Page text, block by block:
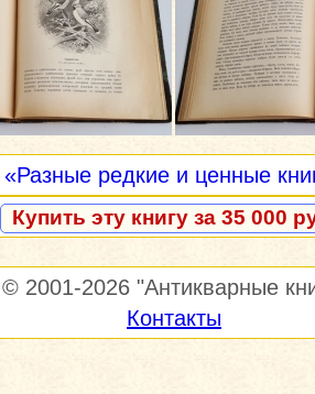
«Разные редкие и ценные
Купить эту книгу за 35 000
© 2001-2026 "Антикварные
Контакты